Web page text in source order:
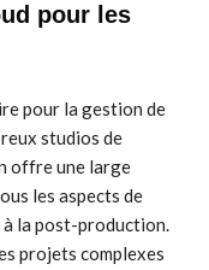
pour les
pour la gestion de
studios de
offre une large
les aspects de
la post-production.
projets complexes